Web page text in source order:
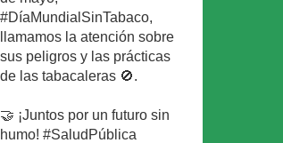
#DíaMundialSinTabaco,
llamamos la atención sobre
sus peligros y las prácticas
de las tabacaleras 🚫.
🤝 ¡Juntos por un futuro sin
humo! #SaludPública